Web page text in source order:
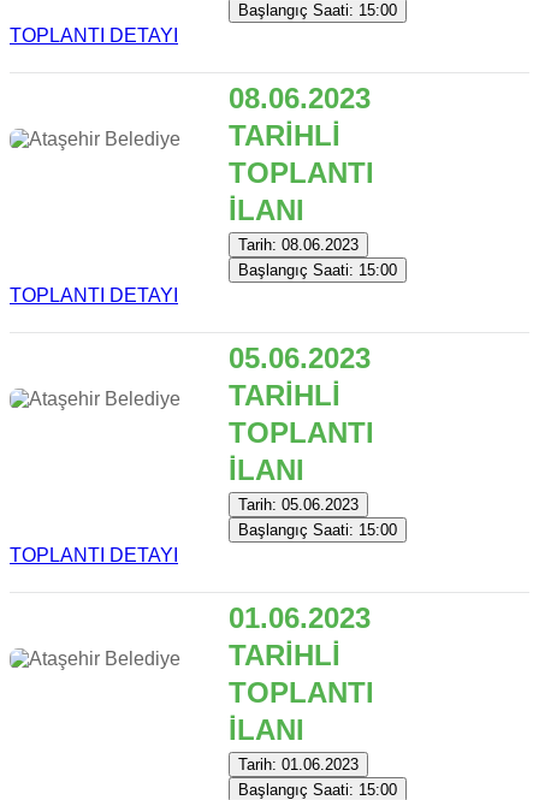
Başlangıç Saati: 15:00
TOPLANTI DETAYI
08.06.2023
TARİHLİ
TOPLANTI
İLANI
Tarih: 08.06.2023
Başlangıç Saati: 15:00
TOPLANTI DETAYI
05.06.2023
TARİHLİ
TOPLANTI
İLANI
Tarih: 05.06.2023
Başlangıç Saati: 15:00
TOPLANTI DETAYI
01.06.2023
TARİHLİ
TOPLANTI
İLANI
Tarih: 01.06.2023
Başlangıç Saati: 15:00